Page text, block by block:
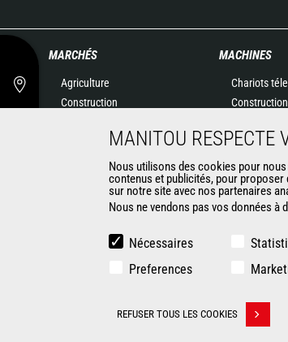
MARCHÉS
Agriculture
Construction
Pétrole & gaz
Aéronautique
Environnement
Exploitation minière
MACHINES
Chariots
Construction
Agricoles
Nacelles
Chariots
Chargeuses
MANITOU RESPECTE
Nous utilisons des cookies pour
contenus et publicités, pour
sur notre site avec nos partenaires
Nous ne vendons pas vos données à
Nécessaires
Preferences
REFUSER TOUS LES COOKIES
Retirer son consentement